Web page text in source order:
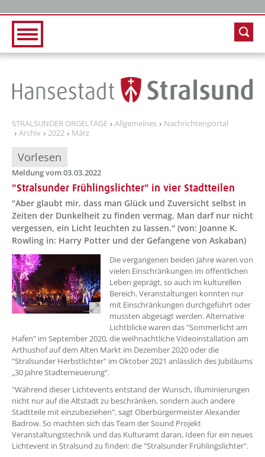
STRALSUNDER ORGELTAGE Allgemeines
Nachrichtenportal
Archiv
2022 März
Vorlesen
Meldung vom 03.03.2022
"Stralsunder Frühlingslichter" in vier Stadtteilen
"Aber glaubt mir, dass man Glück und Zuversicht selbst in
Zeiten der Dunkelheit zu finden vermag. Man darf nur nicht
vergessen, ein Licht leuchten zu lassen." (von: Joanne K.
Rowling in: Harry Potter und der Gefangene von Askaban)
??? absaetzeOben[1]/titel ???
Die vergangenen beiden Jahre waren von
vielen Einschränkungen im öffentlichen
Leben geprägt, so auch im kulturellen
Bereich. Veranstaltungen konnten nur
mit Einschränkungen durchgeführt oder
mussten abgesagt werden. Alternative
Lichtblicke waren das "Sommerlicht am
Hafen" im September 2020, die weihnachtliche Videoinstallation am
Arthushof auf dem Alten Markt im Dezember 2020 oder die
"Stralsunder Herbstlichter" im Oktober 2021 anlässlich des Jubiläums
„30 Jahre Stadterneuerung“.
"Während dieser Lichtevents entstand der Wunsch, Illuminierungen
nicht nur auf die Altstadt zu beschränken, sondern auch andere
Stadtteile mit einzubeziehen", sagt Oberbürgermeister Alexander
Badrow. So machten sich das Team der Sound Projekt
Veranstaltungstechnik und das Kulturamt daran, Ideen für ein neues
Lichtevent in Stralsund zu finden: die "Stralsunder Frühlingslichter".